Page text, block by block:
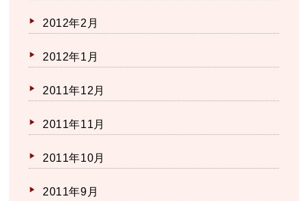
2012年2月
2012年1月
2011年12月
2011年11月
2011年10月
2011年9月